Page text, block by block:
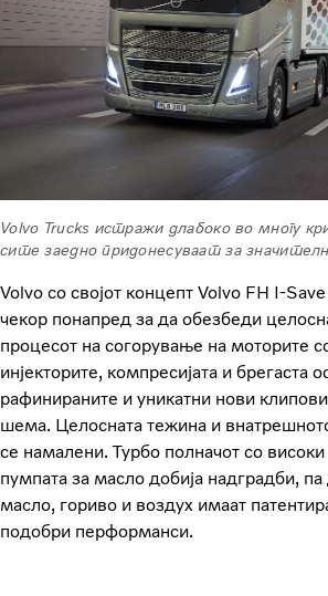
Volvo Trucks истражи длабоко во многу
сите заедно придонесуваат за
Volvo со својот концепт Volvo FH I-
чекор понапред за да обезбеди
процесот на согорување на моторите
инјекторите, компресијата и брегаста
рафинираните и уникатни нови
шема. Целосната тежина и
се намалени. Турбо полначот со
пумпата за масло добија надградби,
масло, гориво и воздух имаат
подобри перформанси.